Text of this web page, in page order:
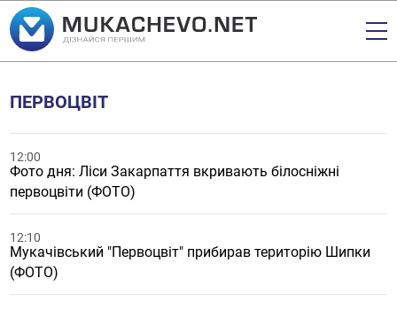
ПЕРВОЦВІТ
12:00
Фото дня: Ліси Закарпаття вкривають білосніжні
первоцвіти (ФОТО)
12:10
Мукачівський "Первоцвіт" прибирав територію Шипки
(ФОТО)